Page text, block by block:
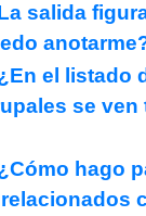
salida
el listado
se ven
hago